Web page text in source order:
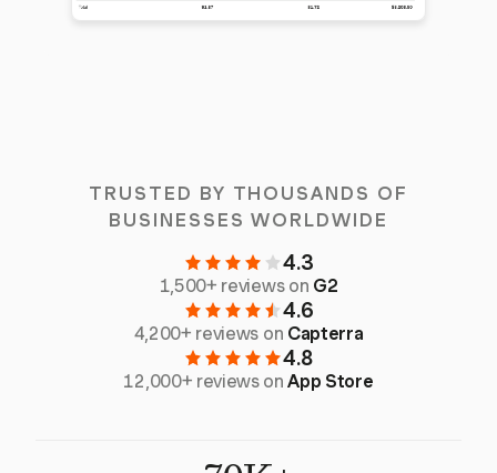
TRUSTED BY THOUSANDS OF
BUSINESSES WORLDWIDE
4.3
1,500+ reviews on G2
4.6
4,200+ reviews on Capterra
4.8
12,000+ reviews onApp Store